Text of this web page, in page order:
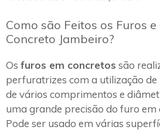
Como são Feitos os Furos
Concreto Jambeiro?
Os furos em concretos são
perfuratrizes com a utilização
de vários comprimentos e
uma grande precisão do furo em
Pode ser usado em várias